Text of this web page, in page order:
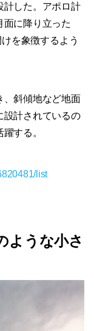
計した。アポロ計
面に降り立った
を象徴するよう
、斜傾地など地面
設計されているの
する。
list
ような小さ